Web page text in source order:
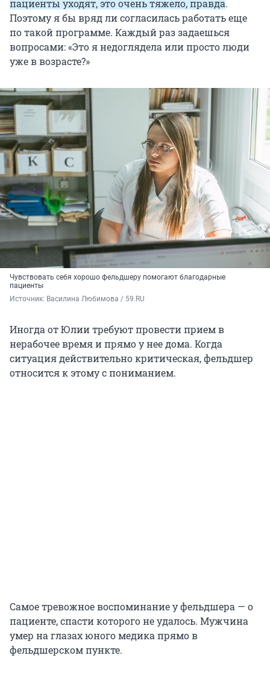
пациенты уходят, это очень тяжело, правда.
Поэтому я бы вряд ли согласилась работать еще
по такой программе. Каждый раз задаешься
вопросами: «Это я недоглядела или просто люди
уже в возрасте?»
Чувствовать себя хорошо фельдшеру помогают благодарные
пациенты
Источник: Василина Любимова / 59.RU
Иногда от Юлии требуют провести прием в
нерабочее время и прямо у нее дома. Когда
ситуация действительно критическая, фельдшер
относится к этому с пониманием.
Самое тревожное воспоминание у фельдшера — о
пациенте, спасти которого не удалось. Мужчина
умер на глазах юного медика прямо в
фельдшерском пункте.